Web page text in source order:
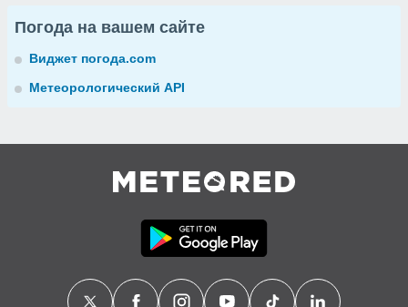
Погода на вашем сайте
Виджет погода.com
Метеорологический API